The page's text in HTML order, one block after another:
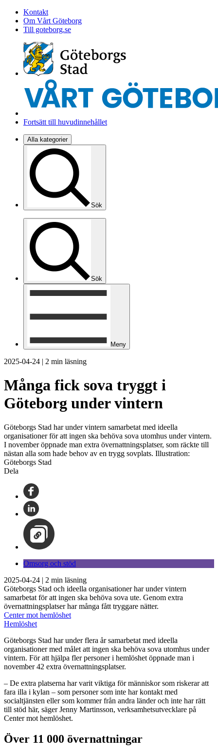
Kontakt
Om Vårt Göteborg
Till goteborg.se
Fortsätt till huvudinnehållet
Alla kategorier
Sök
Sök
Meny
2025-04-24 | 2 min läsning
Många fick sova tryggt i
Göteborg under vintern
Göteborgs Stad har under vintern samarbetat med ideella
organisationer för att ingen ska behöva sova utomhus under vintern.
I november öppnade man extra övernattningsplatser, som räckte till
nästan alla som hade behov av en trygg sovplats. Illustration:
Göteborgs Stad
Dela
Omsorg och stöd
2025-04-24 | 2 min läsning
Göteborgs Stad och ideella organisationer har under vintern
samarbetat för att ingen ska behöva sova ute. Genom extra
övernattningsplatser har många fått tryggare nätter.
Center mot hemlöshet
Hemlöshet
Göteborgs Stad har under flera år samarbetat med ideella
organisationer med målet att ingen ska behöva sova utomhus under
vintern. För att hjälpa fler personer i hemlöshet öppnade man i
november 42 extra övernattningsplatser.
– De extra platserna har varit viktiga för människor som riskerar att
fara illa i kylan – som personer som inte har kontakt med
socialtjänsten eller som kommer från andra länder och inte har rätt
till stöd här, säger Jenny Martinsson, verksamhetsutvecklare på
Center mot hemlöshet.
Över 11 000 övernattningar